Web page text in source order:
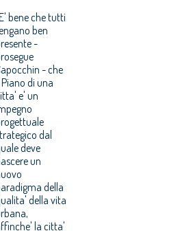
bene che tutti
ben
-
- che
di una
e' un
dal
deve
un
della
della vita
la citta'